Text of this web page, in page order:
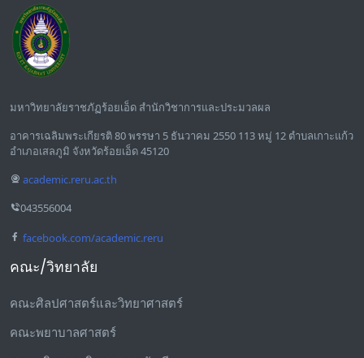
มหาวิทยาลัยราชภัฏร้อยเอ็ด สำนักวิชาการและประมวลผล
อาคารเฉลิมพระเกียรติ 80 พรรษา 5 ธันวาคม 2550 113 หมู่ 12 ตำบลเกาะแก้ว
อำเภอเสลภูมิ จังหวัดร้อยเอ็ด 45120
academic.reru.ac.th
043556004
facebook.com/academic.reru
คณะ/วิทยาลัย
คณะศิลปศาสตร์และวิทยาศาสตร์
คณะพยาบาลศาสตร์